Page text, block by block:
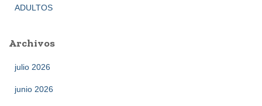
ADULTOS
Archivos
julio 2026
junio 2026